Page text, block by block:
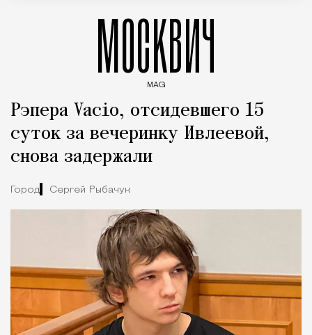
МОСКВИЧ
MAG
Рэпера Vacio, отсидевшего 15
суток за вечеринку Ивлеевой,
снова задержали
Город Сергей Рыбачук